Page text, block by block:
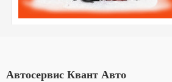
Автосервис Квант Авто